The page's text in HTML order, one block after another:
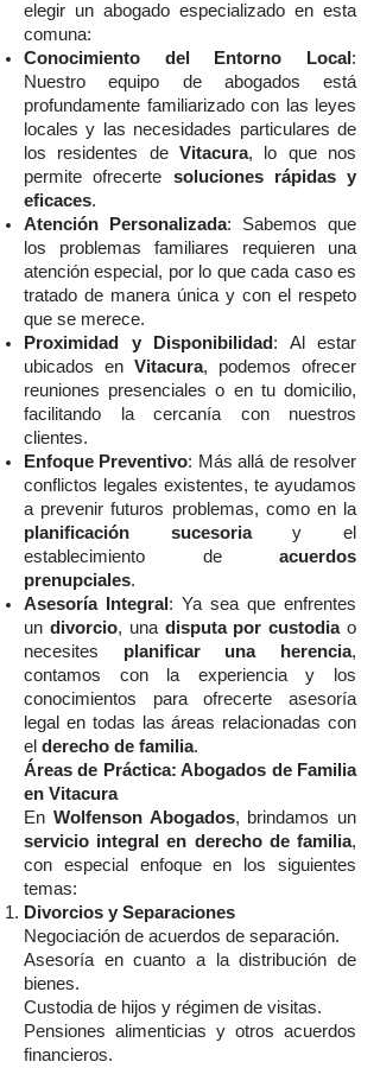
elegir un abogado especializado en esta
comuna:
Conocimiento del Entorno Local :
Nuestro equipo de abogados está
profundamente familiarizado con las leyes
locales y las necesidades particulares de
los residentes de Vitacura, lo que nos
permite ofrecerte soluciones rápidas y
eficaces.
Atención Personalizada: Sabemos que
los problemas familiares requieren una
atención especial, por lo que cada caso es
tratado de manera única y con el respeto
que se merece.
Proximidad y Disponibilidad : Al estar
ubicados en Vitacura, podemos ofrecer
reuniones presenciales o en tu domicilio,
facilitando la cercanía con nuestros
clientes.
Enfoque Preventivo: Más allá de resolver
conflictos legales existentes, te ayudamos
a prevenir futuros problemas, como en la
planificación sucesoriay el
establecimiento de acuerdos
prenupciales.
Asesoría Integral : Ya sea que enfrentes
un divorcio, una disputa por custodiao
necesites planificar una herencia,
contamos con la experiencia y los
conocimientos para ofrecerte asesoría
legal en todas las áreas relacionadas con
el derecho de familia.
Áreas de Práctica: Abogados de Familia
en Vitacura
En Wolfenson Abogados, brindamos un
servicio integral en derecho de familia,
con especial enfoque en los siguientes
temas:
Divorcios y Separaciones
Negociación de acuerdos de separación.
Asesoría en cuanto a la distribución de
bienes.
Custodia de hijos y régimen de visitas.
Pensiones alimenticias y otros acuerdos
financieros.